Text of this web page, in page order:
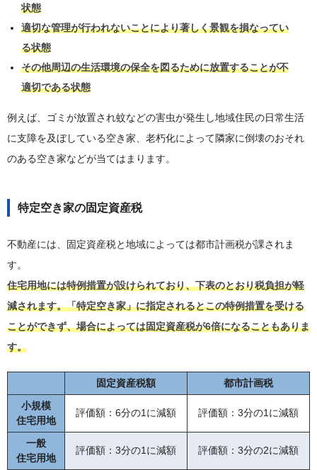
状態
適切な管理が行われないことにより著しく景観を損なってい
る状態
その他周辺の生活環境の保全を図るために放置することが不
適切である状態
例えば、ゴミが放置され蚊などの害虫が発生し地域住民の日常生活
に支障を及ぼしている空き家、老朽化によって隣家に倒壊のおそれ
のある空き家などが当てはまります。
特定空き家の固定資産税
不動産には、固定資産税と地域によっては都市計画税が課されま
す。
住宅用地には特例措置が設けられており、下表のとおり税負担が軽
減されます。「特定空き家」に指定されるとこの特例措置を受ける
ことができず、場合によっては固定資産税が6倍になることもありま
す。
固定資産税額
都市計画税
小規模
住宅用地
評価額：6分の1に減額 評価額：3分の1に減額
一般
住宅用地
評価額：3分の1に減額 評価額：3分の2に減額